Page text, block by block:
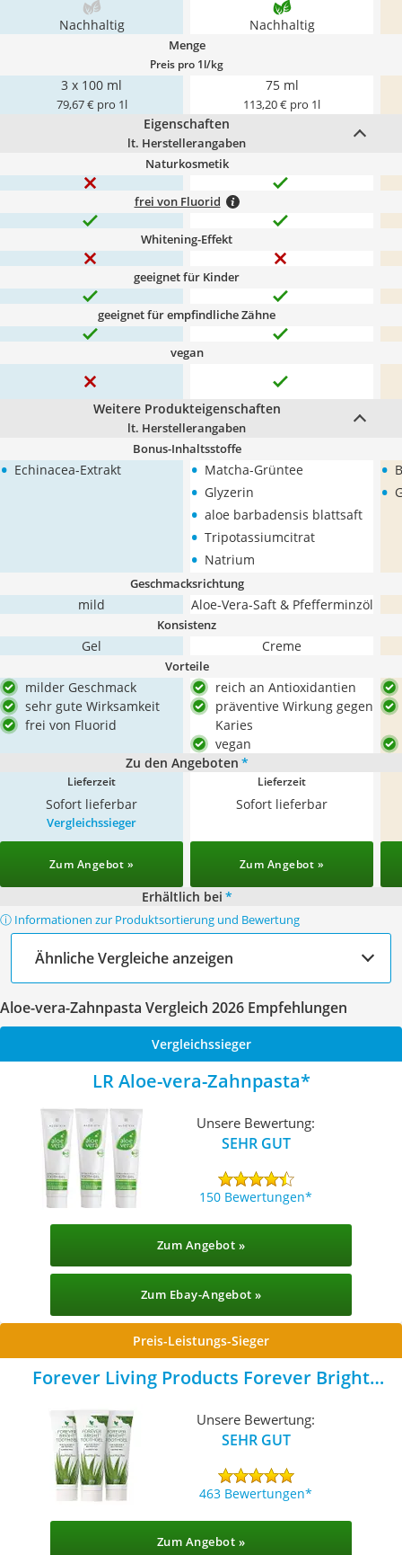
Nachhaltig Nachhaltig
Menge
Preis pro 1l/kg
3 x 100 ml
79,67 € pro 1l
75 ml
113,20 € pro 1l
Eigenschaften
lt. Herstellerangaben
Naturkosmetik
frei von Fluorid
Whitening-Effekt
geeignet für Kinder
geeignet für empfindliche Zähne
vegan
Weitere Produkteigenschaften
lt. Herstellerangaben
Bonus-Inhaltsstoffe
• Echinacea-Extrakt • Matcha-Grüntee
• Glyzerin
• aloe barbadensis blattsaft
• Tripotassiumcitrat
• Natrium
•
•
Geschmacksrichtung
mild Aloe-Vera-Saft & Pfefferminzöl
Konsistenz
Gel Creme
Vorteile
milder Geschmack
sehr gute Wirksamkeit
frei von Fluorid
reich an Antioxidantien
präventive Wirkung gegen
Karies
vegan
Zu den Angeboten *
Lieferzeit
Sofort lieferbar
Lieferzeit
Sofort lieferbar
Vergleichssieger
Zum Angebot » Zum Angebot »
Erhältlich bei *
ⓘ Informationen zur Produktsortierung und Bewertung
Ähnliche Vergleiche anzeigen
Aloe-vera-Zahnpasta Vergleich 2026 Empfehlungen
Vergleichssieger
LR Aloe-vera-Zahnpasta
Unsere Bewertung:
SEHR GUT
150 Bewertungen
Zum Angebot »
Zum Ebay-Angebot »
Preis-Leistungs-Sieger
Forever Living Products Forever Bright
Unsere Bewertung:
SEHR GUT
463 Bewertungen
Zum Angebot »